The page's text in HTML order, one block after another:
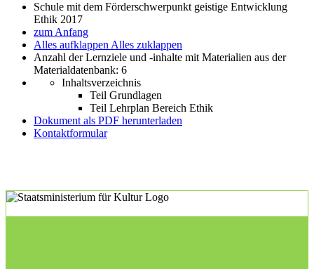
Schule mit dem Förderschwerpunkt geistige Entwicklung
Ethik 2017
zum Anfang
Alles aufklappen Alles zuklappen
Anzahl der Lernziele und -inhalte mit Materialien aus der
Materialdatenbank: 6
Inhaltsverzeichnis
Teil Grundlagen
Teil Lehrplan Bereich Ethik
Dokument als PDF herunterladen
Kontaktformular